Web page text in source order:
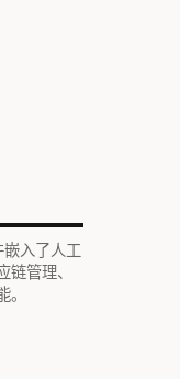
嵌入了人工
管理、